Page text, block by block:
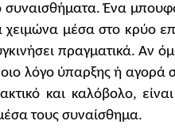
συναισθήματα. Ένα
χειμώνα μέσα στο κρύο
πραγματικά. Αν
λόγο ύπαρξης ή αγορά
και καλόβολο,
τους συναίσθημα.